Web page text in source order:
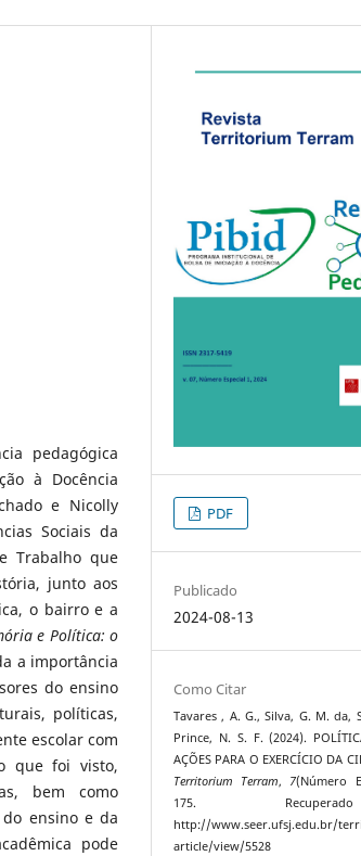
pedagógica
à Docência
e Nicolly
Sociais da
Trabalho que
junto aos
o bairro e a
e Política: o
a importância
do ensino
políticas,
escolar com
que foi visto,
bem como
ensino e da
pode
PDF
Publicado
2024-08-13
Como Citar
Tavares , A. G., Silva, G. M. da,
Prince, N. S. F. (2024).
AÇÕES PARA O EXERCÍCIO DA
Territorium Terram, 7(Número
175.
http://www.seer.ufsj.edu.br/
article/view/5528